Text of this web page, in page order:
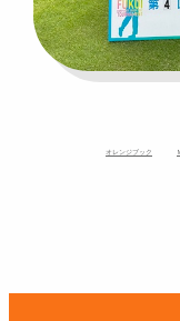
オレンジブック